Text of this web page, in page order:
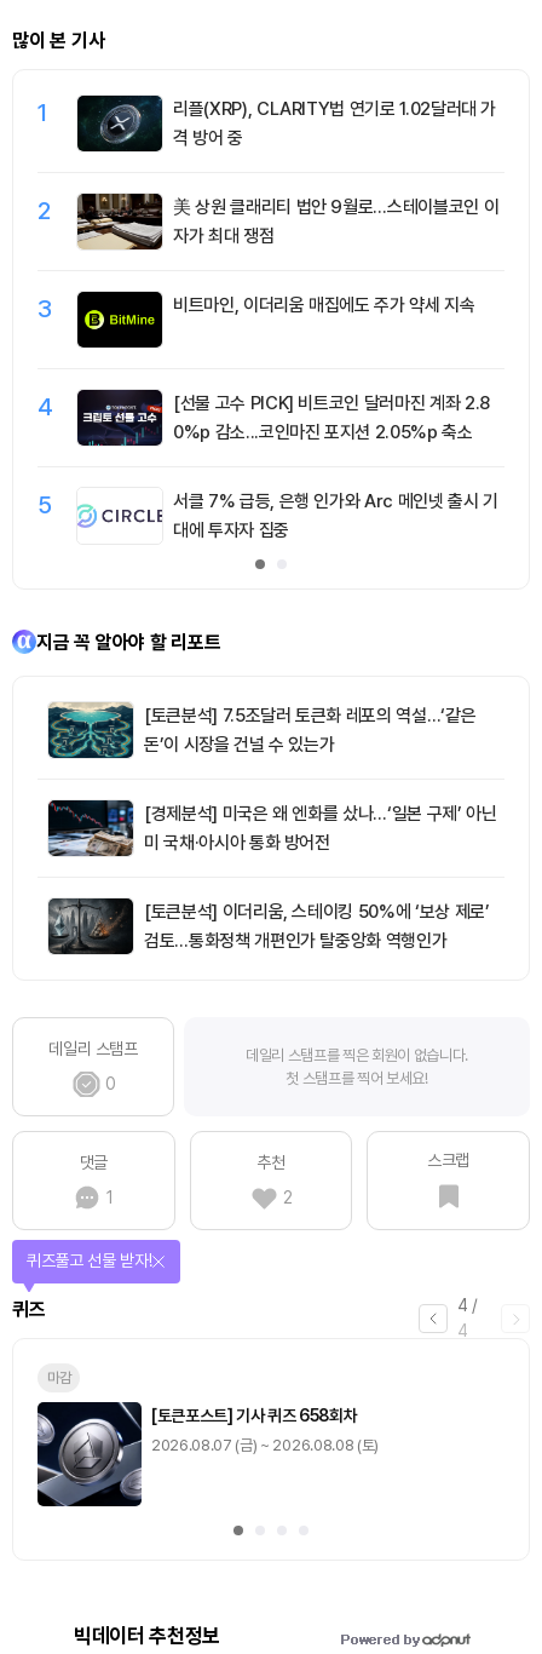
많이 본 기사
1
리플(XRP), CLARITY법 연기로 1.02달러대 가
격 방어 중
2
美 상원 클래리티 법안 9월로…스테이블코인 이
자가 최대 쟁점
3 비트마인, 이더리움 매집에도 주가 약세 지속
4
[선물 고수 PICK] 비트코인 달러마진 계좌 2.8
0%p 감소...코인마진 포지션 2.05%p 축소
5
서클 7% 급등, 은행 인가와 Arc 메인넷 출시 기
대에 투자자 집중
지금 꼭 알아야 할 리포트
[토큰분석] 7.5조달러 토큰화 레포의 역설…‘같은
돈’이 시장을 건널 수 있는가
[경제분석] 미국은 왜 엔화를 샀나…‘일본 구제’ 아닌
미 국채·아시아 통화 방어전
[토큰분석] 이더리움, 스테이킹 50%에 ‘보상 제로’
검토…통화정책 개편인가 탈중앙화 역행인가
데일리 스탬프
0
데일리 스탬프를 찍은 회원이 없습니다.
첫 스탬프를 찍어 보세요!
댓글
1
추천
2
스크랩
1/
미션
매일 미션을 완료하고 보상을 획득!
기사 스탬프
빅데이터 추천정보